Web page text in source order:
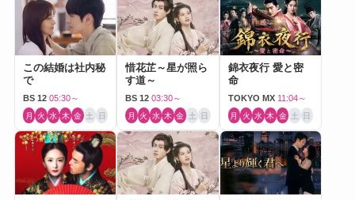
この結婚は社内秘
で
BS 12 05:30～
月 火 水 木 金 土 日
惜花芷～星が照ら
す道～
BS 12 03:30～
月 火 水 木 金 土 日
錦衣夜行 愛と密
命
TOKYO MX 11:04～
月 火 水 木 金 土 日